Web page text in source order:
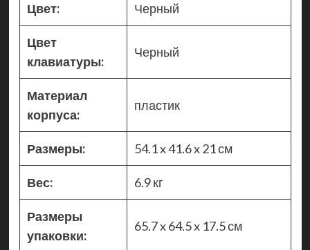
Цвет: Черный
Цвет
клавиатуры:
Черный
Материал
корпуса:
пластик
Размеры: 54.1 x 41.6 x 21 см
Вес: 6.9 кг
Размеры
упаковки:
65.7 x 64.5 x 17.5 см